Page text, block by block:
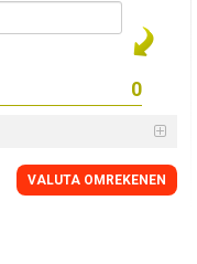
VALUTA OMREKENEN